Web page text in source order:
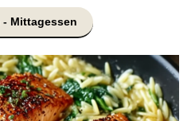
- Mittagessen